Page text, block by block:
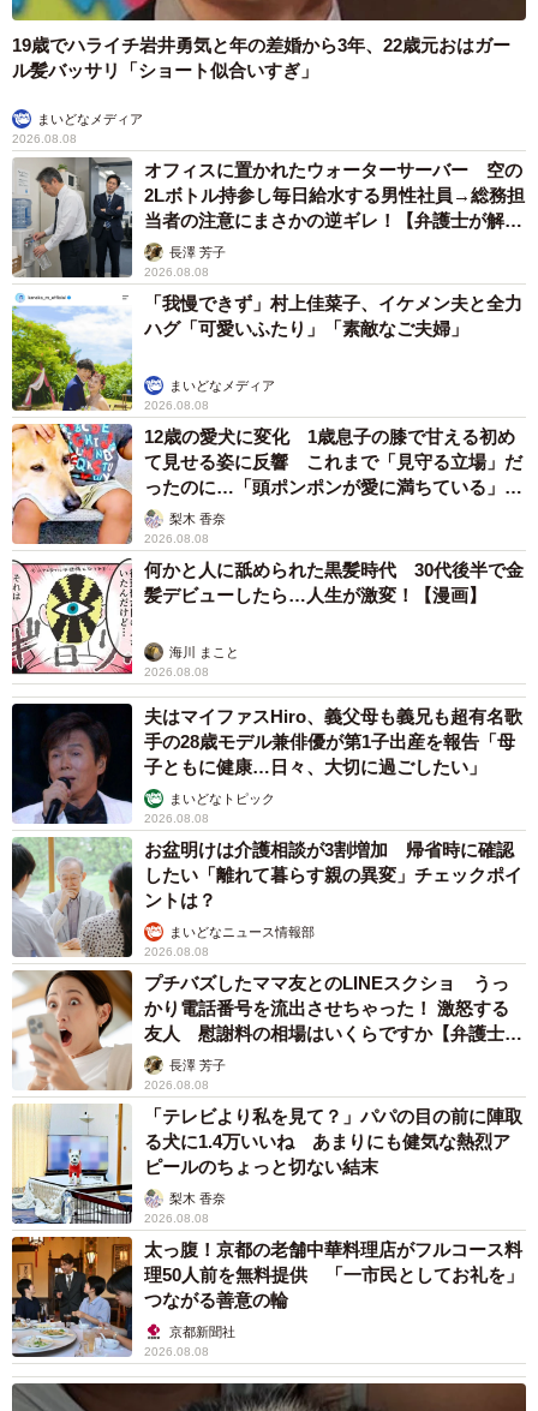
19歳でハライチ岩井勇気と年の差婚から3年、22歳元おはガー
ル髪バッサリ「ショート似合いすぎ」
まいどなメディア
2026.08.08
オフィスに置かれたウォーターサーバー 空の
2Lボトル持参し毎日給水する男性社員→総務担
当者の注意にまさかの逆ギレ！【弁護士が解
説】長澤 芳子
2026.08.08
「我慢できず」村上佳菜子、イケメン夫と全力
ハグ「可愛いふたり」「素敵なご夫婦」
まいどなメディア
2026.08.08
12歳の愛犬に変化 1歳息子の膝で甘える初め
て見せる姿に反響 これまで「見守る立場」だ
ったのに…「頭ポンポンが愛に満ちている」
「尊…」
梨木 香奈
2026.08.08
何かと人に舐められた黒髪時代 30代後半で金
髪デビューしたら…人生が激変！【漫画】
海川 まこと
2026.08.08
夫はマイファスHiro、義父母も義兄も超有名歌
手の28歳モデル兼俳優が第1子出産を報告「母
子ともに健康…日々、大切に過ごしたい」
まいどなトピック
2026.08.08
お盆明けは介護相談が3割増加 帰省時に確認
したい「離れて暮らす親の異変」チェックポイ
ントは？
まいどなニュース情報部
2026.08.08
プチバズしたママ友とのLINEスクショ うっ
かり電話番号を流出させちゃった！ 激怒する
友人 慰謝料の相場はいくらですか【弁護士が
解説】長澤 芳子
2026.08.08
「テレビより私を見て？」パパの目の前に陣取
る犬に1.4万いいね あまりにも健気な熱烈ア
ピールのちょっと切ない結末
梨木 香奈
2026.08.08
太っ腹！京都の老舗中華料理店がフルコース料
理50人前を無料提供 「一市民としてお礼を」
つながる善意の輪
京都新聞社
2026.08.08